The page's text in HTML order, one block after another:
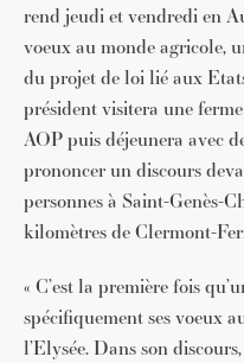
rend jeudi et vendredi en
voeux au monde agricole,
du projet de loi lié aux
président visitera une
AOP puis déjeunera avec
prononcer un discours
personnes à Saint-Genès-
kilomètres de Clermont-
« C’est la première fois
spécifiquement ses voeux
l’Elysée. Dans son